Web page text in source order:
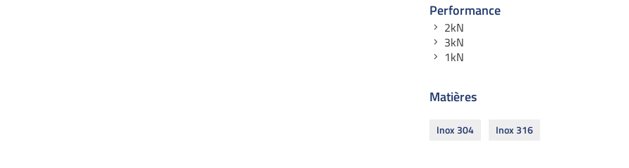
Performance
2kN
3kN
1kN
Matières
Inox 304 Inox 316